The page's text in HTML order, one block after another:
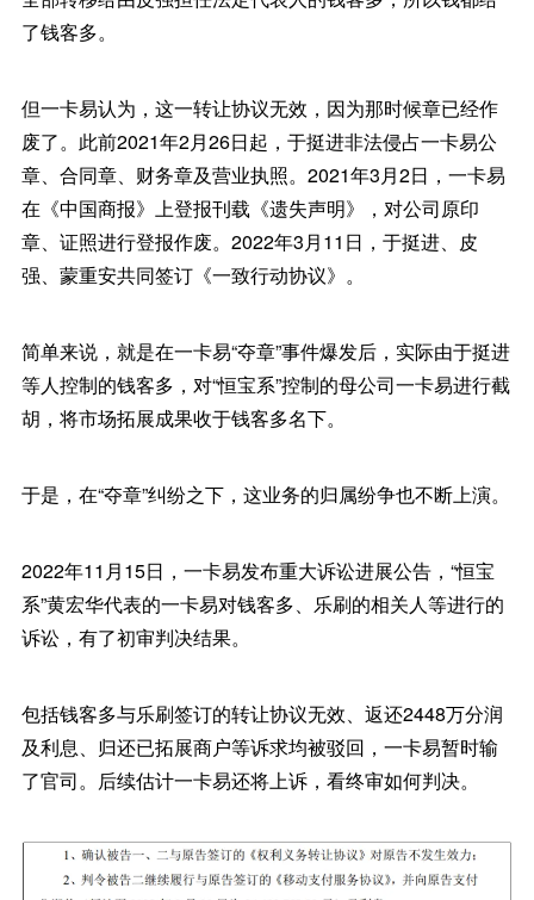
了钱客多。
但一卡易认为，这一转让协议无效，因为那时候章已经作
废了。此前2021年2月26日起，于挺进非法侵占一卡易公
章、合同章、财务章及营业执照。2021年3月2日，一卡易
在《中国商报》上登报刊载《遗失声明》，对公司原印
章、证照进行登报作废。2022年3月11日，于挺进、皮
强、蒙重安共同签订《一致行动协议》。
简单来说，就是在一卡易“夺章”事件爆发后，实际由于挺进
等人控制的钱客多，对“恒宝系”控制的母公司一卡易进行截
胡，将市场拓展成果收于钱客多名下。
于是，在“夺章”纠纷之下，这业务的归属纷争也不断上演。
2022年11月15日，一卡易发布重大诉讼进展公告，“恒宝
系”黄宏华代表的一卡易对钱客多、乐刷的相关人等进行的
诉讼，有了初审判决结果。
包括钱客多与乐刷签订的转让协议无效、返还2448万分润
及利息、归还已拓展商户等诉求均被驳回，一卡易暂时输
了官司。后续估计一卡易还将上诉，看终审如何判决。